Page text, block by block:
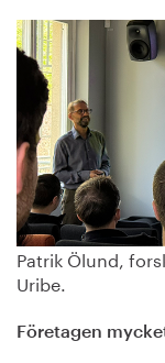
Patrik Ölund,
Uribe.
Företagen